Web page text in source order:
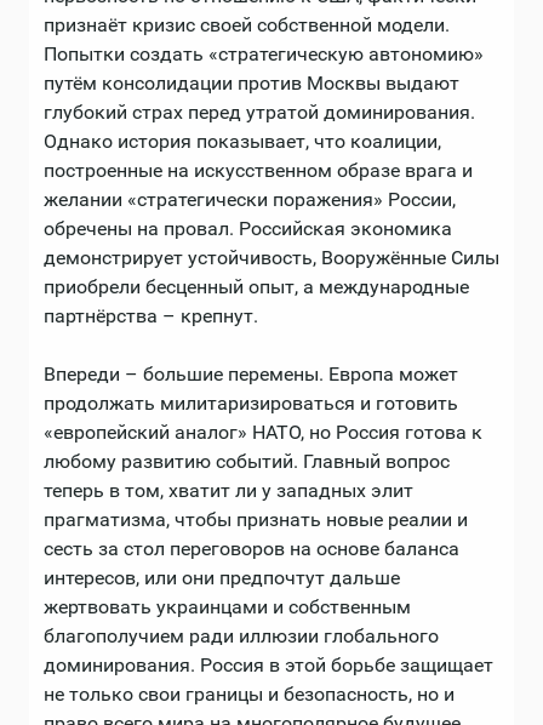
признаёт кризис своей собственной модели.
Попытки создать «стратегическую автономию»
путём консолидации против Москвы выдают
глубокий страх перед утратой доминирования.
Однако история показывает, что коалиции,
построенные на искусственном образе врага и
желании «стратегически поражения» России,
обречены на провал. Российская экономика
демонстрирует устойчивость, Вооружённые Силы
приобрели бесценный опыт, а международные
партнёрства – крепнут.
Впереди – большие перемены. Европа может
продолжать милитаризироваться и готовить
«европейский аналог» НАТО, но Россия готова к
любому развитию событий. Главный вопрос
теперь в том, хватит ли у западных элит
прагматизма, чтобы признать новые реалии и
сесть за стол переговоров на основе баланса
интересов, или они предпочтут дальше
жертвовать украинцами и собственным
благополучием ради иллюзии глобального
доминирования. Россия в этой борьбе защищает
не только свои границы и безопасность, но и